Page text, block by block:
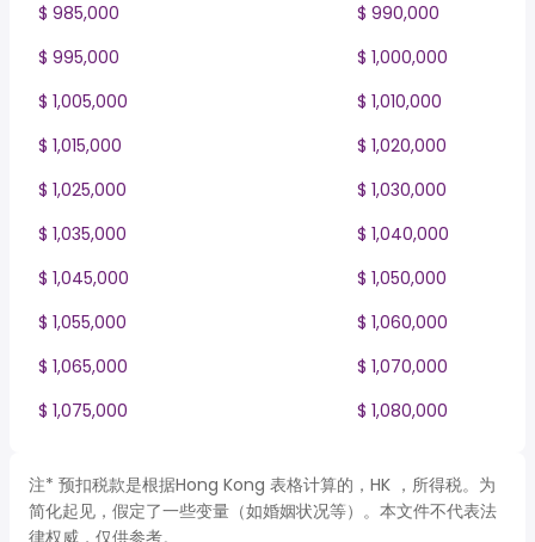
$ 985,000
$ 990,000
$ 995,000
$ 1,000,000
$ 1,005,000
$ 1,010,000
$ 1,015,000
$ 1,020,000
$ 1,025,000
$ 1,030,000
$ 1,035,000
$ 1,040,000
$ 1,045,000
$ 1,050,000
$ 1,055,000
$ 1,060,000
$ 1,065,000
$ 1,070,000
$ 1,075,000
$ 1,080,000
注* 预扣税款是根据Hong Kong 表格计算的，HK ，所得税。为
简化起见，假定了一些变量（如婚姻状况等）。本文件不代表法
律权威，仅供参考。